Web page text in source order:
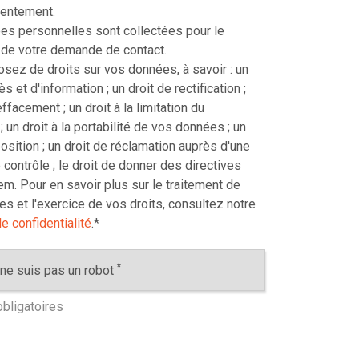
personnelles sont collectées pour le
votre demande de contact.
de droits sur vos données, à savoir : un
et d'information ; un droit de rectification ;
; un droit à la limitation du
un droit à la portabilité de vos données ; un
; un droit de réclamation auprès d'une
contrôle ; le droit de donner des directives
Pour en savoir plus sur le traitement de
et l'exercice de vos droits, consultez notre
confidentialité.*
suis pas un robot *